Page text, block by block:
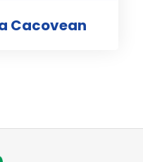
Cacovean